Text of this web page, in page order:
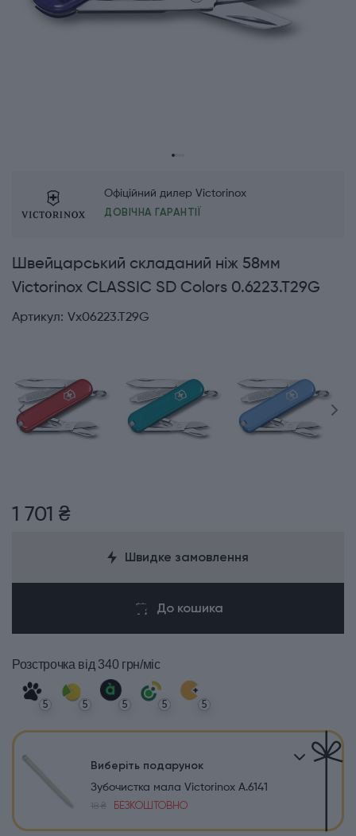
Офіційний дилер Victorinox
ДОВІЧНА ГАРАНТІЇ
Швейцарський складаний ніж 58мм
Victorinox CLASSIC SD Colors 0.6223.T29G
Артикул: Vx06223.T29G
1 701 ₴
Швидке замовлення
До кошика
Розстрочка від 340 грн/міс
5 5 5 5 5
Виберіть подарунок
Зубочистка мала Victorinox A.6141
18 ₴
БЕЗКОШТОВНО